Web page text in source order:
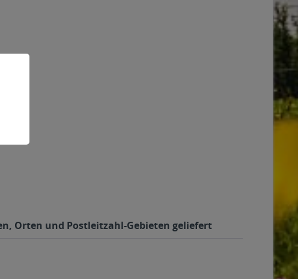
Orten und Postleitzahl-Gebieten geliefert